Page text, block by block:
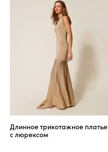
Длинное трикотажное платье
с люрексом